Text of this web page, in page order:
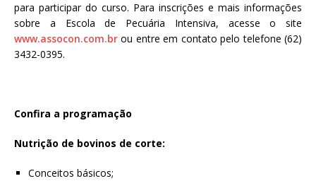
para participar do curso. Para inscrições e mais informações
sobre a Escola de Pecuária Intensiva, acesse o site
www.assocon.com.br ou entre em contato pelo telefone (62)
3432-0395.
Confira a programação
Nutrição de bovinos de corte:
Conceitos básicos;